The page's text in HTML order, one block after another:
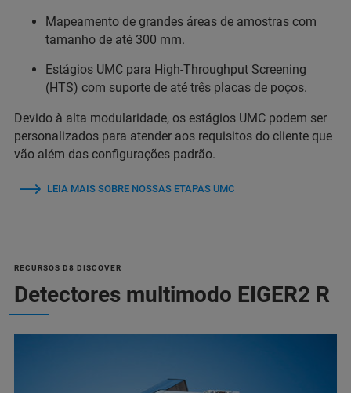
Mapeamento de grandes áreas de amostras com
tamanho de até 300 mm.
Estágios UMC para High-Throughput Screening
(HTS) com suporte de até três placas de poços.
Devido à alta modularidade, os estágios UMC podem ser
personalizados para atender aos requisitos do cliente que
vão além das configurações padrão.
LEIA MAIS SOBRE NOSSAS ETAPAS UMC
RECURSOS D8 DISCOVER
Detectores multimodo EIGER2 R